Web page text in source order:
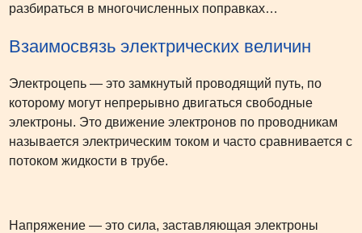
разбираться в многочисленных поправках…
Взаимосвязь электрических величин
Электроцепь — это замкнутый проводящий путь, по
которому могут непрерывно двигаться свободные
электроны. Это движение электронов по проводникам
называется электрическим током и часто сравнивается с
потоком жидкости в трубе.
Напряжение — это сила, заставляющая электроны